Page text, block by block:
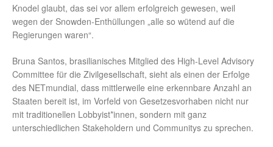
Knodel glaubt, das sei vor allem erfolgreich gewesen, weil
wegen der Snowden-Enthüllungen „alle so wütend auf die
Regierungen waren“.
Bruna Santos, brasilianisches Mitglied des High-Level Advisory
Committee für die Zivilgesellschaft, sieht als einen der Erfolge
des NETmundial, dass mittlerweile eine erkennbare Anzahl an
Staaten bereit ist, im Vorfeld von Gesetzesvorhaben nicht nur
mit traditionellen Lobbyist*innen, sondern mit ganz
unterschiedlichen Stakeholdern und Communitys zu sprechen.